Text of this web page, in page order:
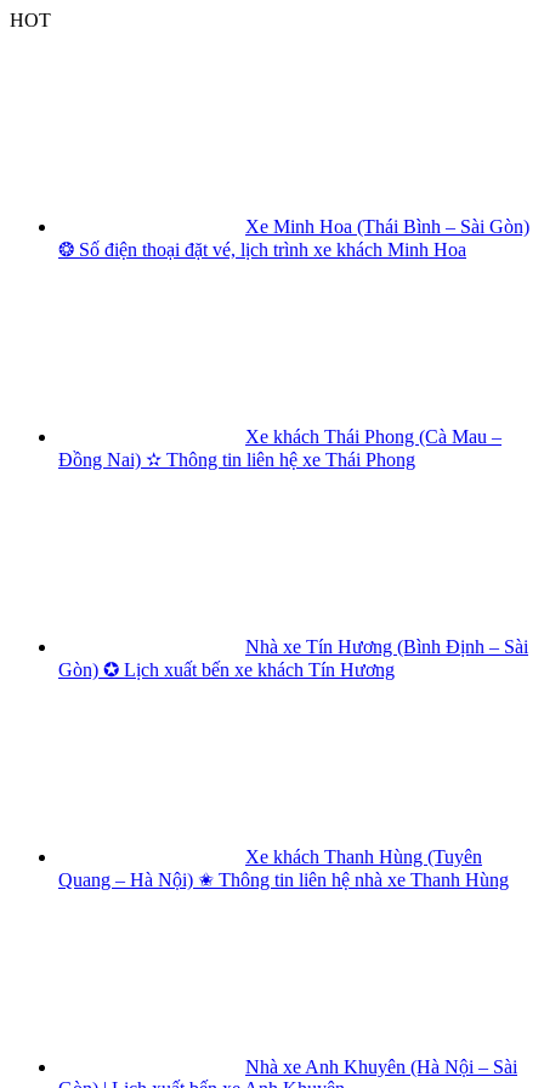
Skip
HOT
Xe Minh Hoa (Thái Bình – Sài Gòn)
❂ Số điện thoại đặt vé, lịch trình xe khách Minh Hoa
Xe khách Thái Phong (Cà Mau –
Đồng Nai) ✫ Thông tin liên hệ xe Thái Phong
Nhà xe Tín Hương (Bình Định – Sài
Gòn) ✪ Lịch xuất bến xe khách Tín Hương
Xe khách Thanh Hùng (Tuyên
Quang – Hà Nội) ✬ Thông tin liên hệ nhà xe Thanh Hùng
Nhà xe Anh Khuyên (Hà Nội – Sài